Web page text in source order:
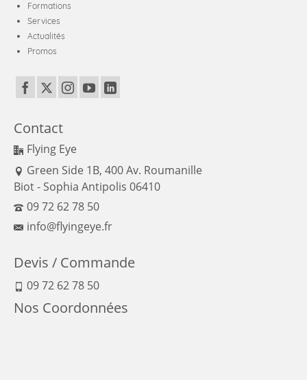
Formations
Services
Actualités
Promos
Contact
Flying Eye
Green Side 1B, 400 Av. Roumanille
Biot - Sophia Antipolis 06410
09 72 62 78 50
info@flyingeye.fr
Devis / Commande
09 72 62 78 50
Nos Coordonnées